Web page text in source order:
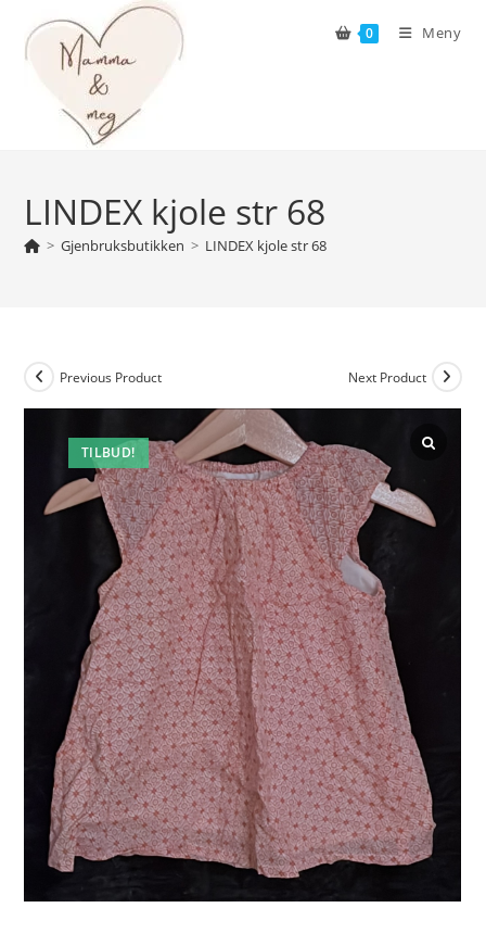
content
0 Meny
LINDEX kjole str 68
> Gjenbruksbutikken > LINDEX kjole str 68
TILBUD!
Previous Product Next Product